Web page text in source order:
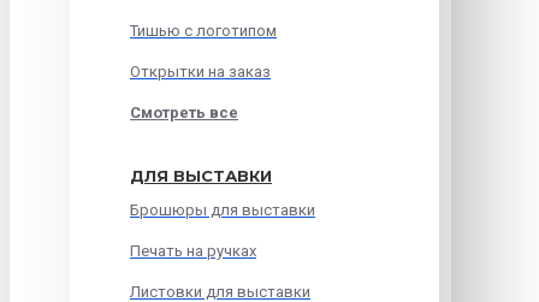
Тишью с логотипом
Открытки на заказ
Смотреть все
ДЛЯ ВЫСТАВКИ
Брошюры для выставки
Печать на ручках
Листовки для выставки